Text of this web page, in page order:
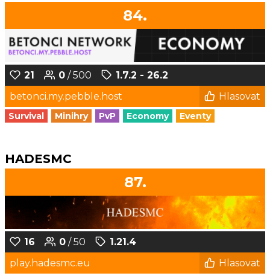
84.
21 0 / 500
1.7.2 - 26.2
betonci.my.pebble.host
Hlasovat
Survival Minihry PvP Economy Eventy
HADESMC
87.
16 0 / 50
1.21.4
play.hadesmc.eu
Hlasovat